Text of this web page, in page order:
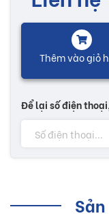
Máy năng lượng
nghệ ống 5 lớp,
phẩm. Đảm bảo
Nhiều mẫu mã đa
theo nhu cầu của
thiết kế phù hợp
Thêm vào giỏ
Để lại số điện